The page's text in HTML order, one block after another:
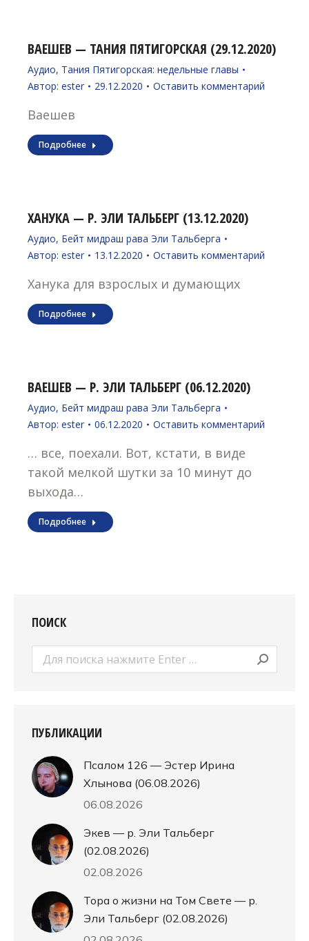
ВАЕШЕВ — ТАНИЯ ПЯТИГОРСКАЯ (29.12.2020)
Аудио, Тания Пятигорская: недельные главы
Автор: ester 29.12.2020 Оставить комментарий
Ваешев
Подробнее
ХАНУКА — Р. ЭЛИ ТАЛЬБЕРГ (13.12.2020)
Аудио, Бейт мидраш рава Эли Тальберга
Автор: ester 13.12.2020 Оставить комментарий
Ханука для взрослых и думающих
Подробнее
ВАЕШЕВ — Р. ЭЛИ ТАЛЬБЕРГ (06.12.2020)
Аудио, Бейт мидраш рава Эли Тальберга
Автор: ester 06.12.2020 Оставить комментарий
… все, поехали. Вот, кстати, в виде
такой мелкой шутки за 10 минут до
выхода…
Подробнее
ПОИСК
Поиск:
ПУБЛИКАЦИИ
Псалом 126 — Эстер Ирина
Хлынова (06.08.2026)
06.08.2026
Экев — р. Эли Тальберг
(02.08.2026)
02.08.2026
Тора о жизни на Том Свете — р.
Эли Тальберг (02.08.2026)